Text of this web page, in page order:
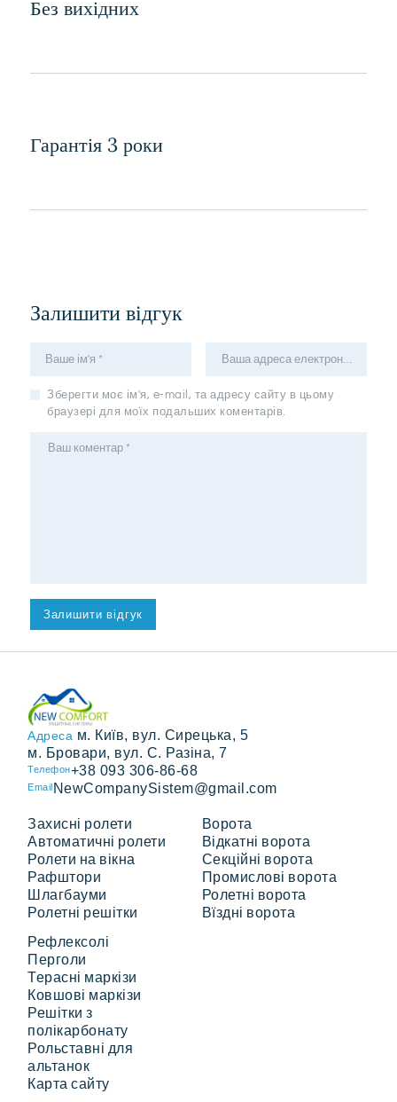
Без вихідних
Гарантія 3 роки
Залишити відгук
Зберегти моє ім'я, e-mail, та адресу сайту в цьому
браузері для моїх подальших коментарів.
Адреса м. Київ, вул. Сирецька, 5
м. Бровари, вул. С. Разіна, 7
Телефон+38 093 306-86-68
Email NewCompanySistem@gmail.com
Захисні ролети
Автоматичні ролети
Ролети на вікна
Рафштори
Шлагбауми
Ролетні решітки
Ворота
Відкатні ворота
Секційні ворота
Промислові ворота
Ролетні ворота
Вїздні ворота
Рефлексолі
Перголи
Терасні маркізи
Ковшові маркізи
Решітки з
полікарбонату
Рольставні для
альтанок
Карта сайту